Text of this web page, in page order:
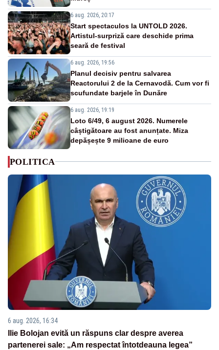
6 aug. 2026, 20:17
Start spectaculos la UNTOLD 2026.
Artistul-surpriză care deschide prima
seară de festival
6 aug. 2026, 19:56
Planul decisiv pentru salvarea
Reactorului 2 de la Cernavodă. Cum vor fi
scufundate barjele în Dunăre
6 aug. 2026, 19:19
Loto 6/49, 6 august 2026. Numerele
câștigătoare au fost anunțate. Miza
depășește 9 milioane de euro
POLITICA
6 aug. 2026, 16:34
Ilie Bolojan evită un răspuns clar despre averea
partenerei sale: „Am respectat întotdeauna legea”